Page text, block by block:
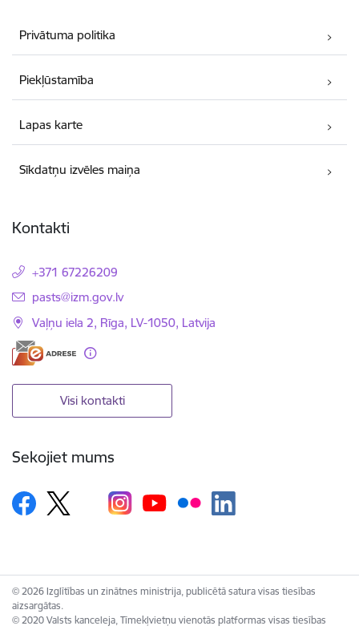
Privātuma politika
Piekļūstamība
Lapas karte
Sīkdatņu izvēles maiņa
Kontakti
+371 67226209
E-pasts:
pasts@izm.gov.lv
Vaļņu iela 2, Rīga, LV-1050, Latvija
Visi kontakti
Sekojiet mums
© 2026 Izglītības un zinātnes ministrija, publicētā satura visas tiesības
aizsargātas.
© 2020 Valsts kanceleja, Tīmekļvietņu vienotās platformas visas tiesības